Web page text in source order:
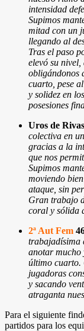
intensidad
Supimos
mitad con un
llegando al
Tras el paso
elevó su
obligándonos
cuarto, pese
y solidez en
posesiones
Uros de
colectiva en
gracias a la
que nos
Supimos
moviendo
ataque, sin
Gran trabajo
coral y sólida
2ª Aut Fem
trabajadísima
anotar mucho
último cuarto.
jugadoras
y sacando
atraganta
Para el siguiente
partidos para los